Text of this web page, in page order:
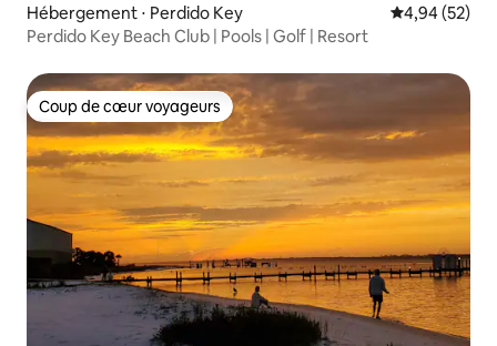
Hébergement ⋅ Perdido Key Évaluation
4,94 (52)
Perdido Key Beach Club | Pools | Golf | Resort
Coup de cœur voyageurs
Coup de cœur voyageurs